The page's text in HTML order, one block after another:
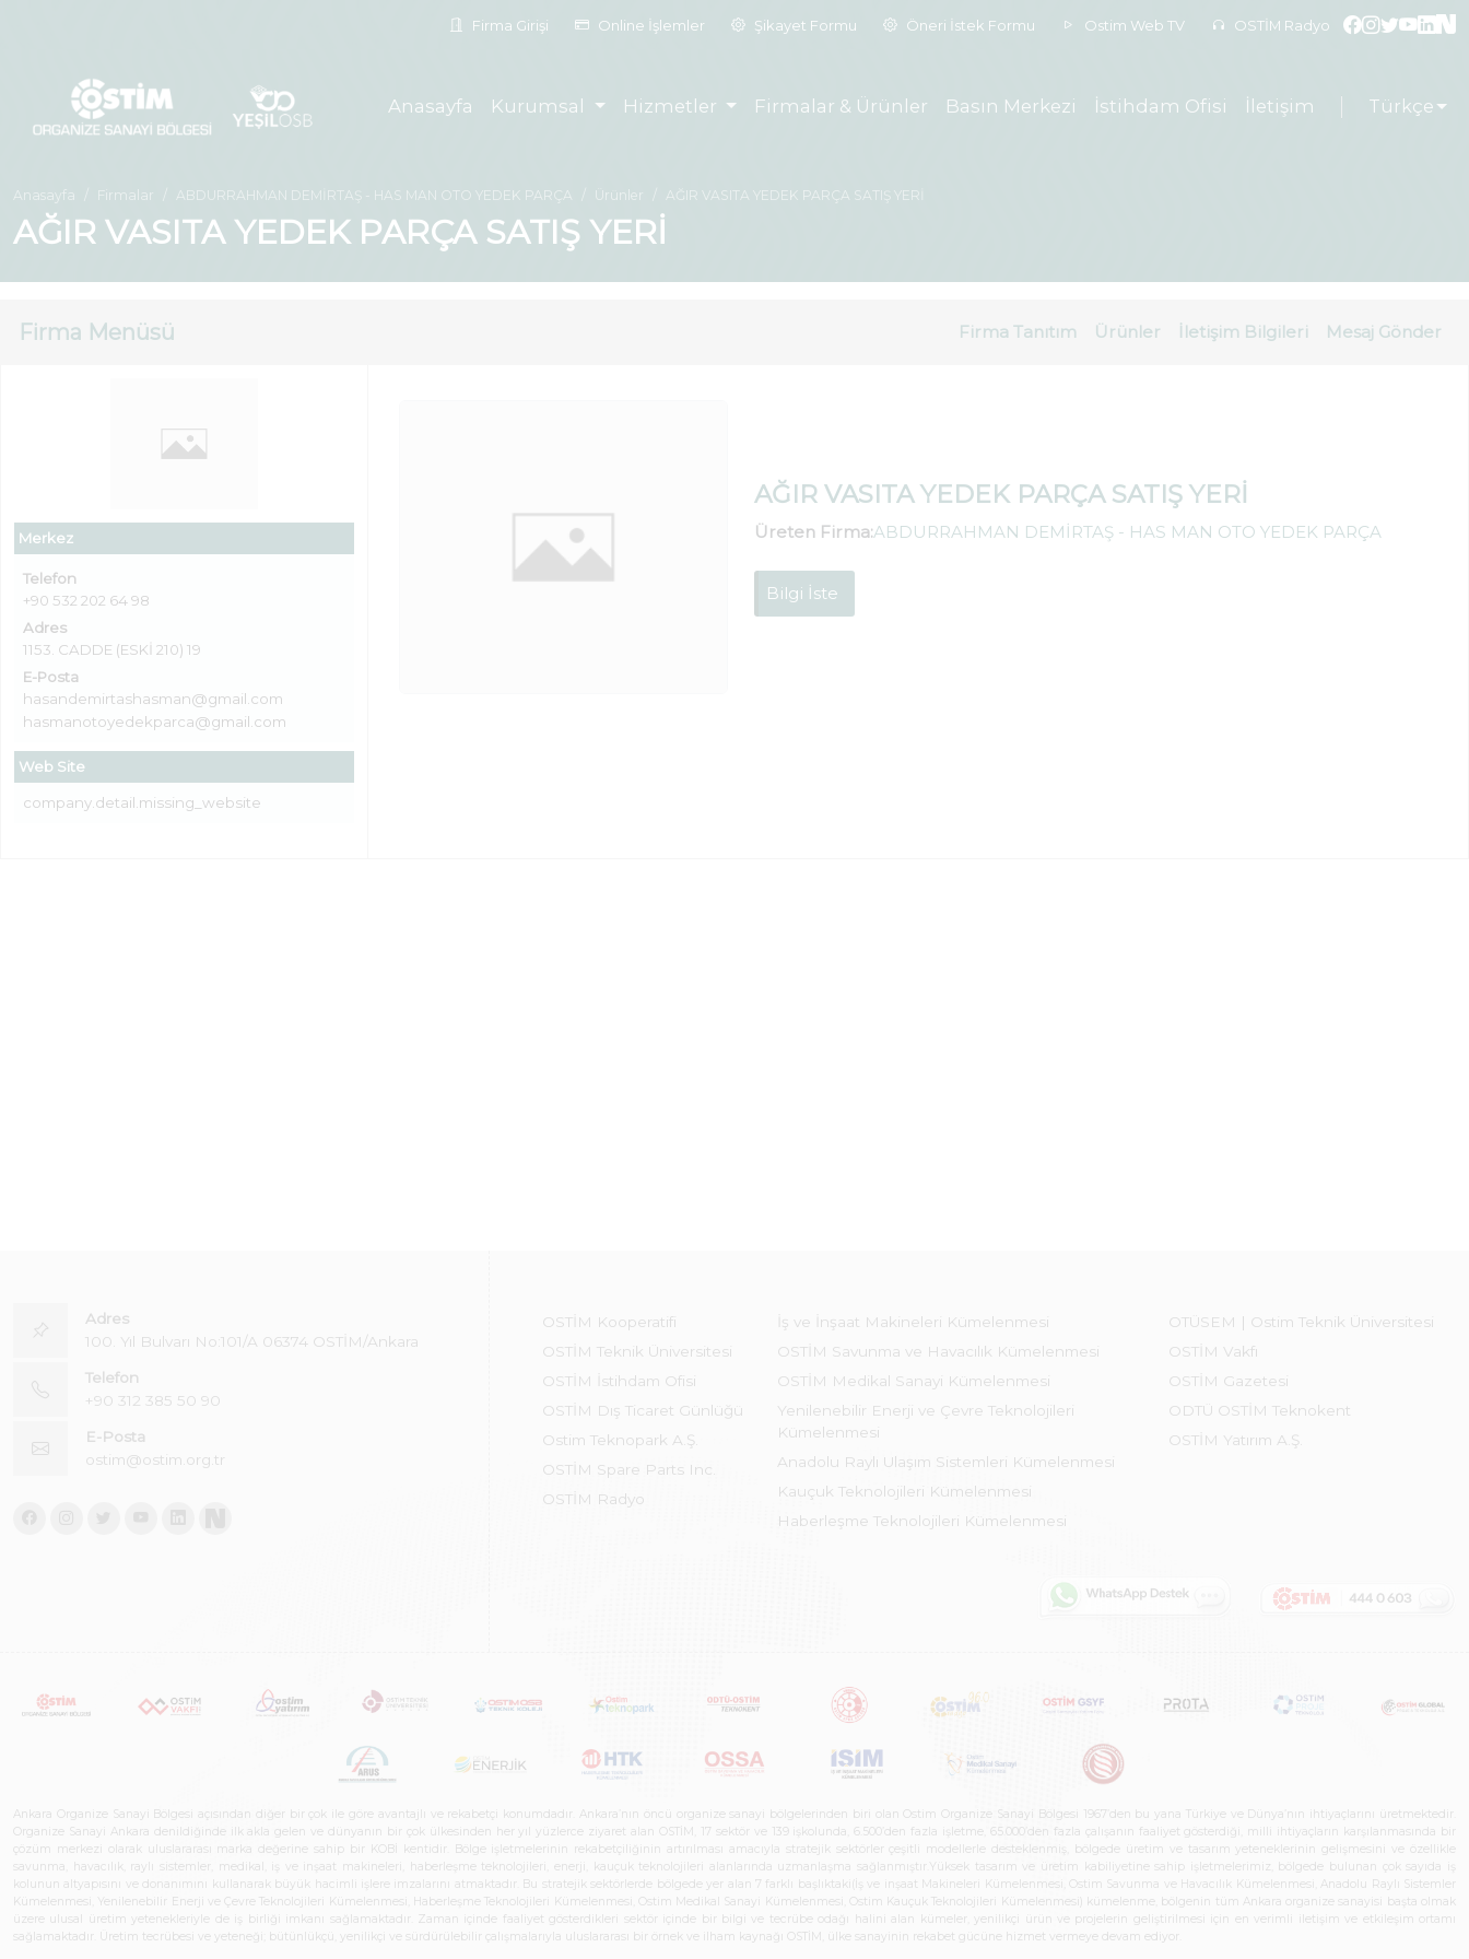
Firma Girişi Online İşlemler Şikayet Formu Öneri İstek Formu Ostim Web TV OSTİM Radyo
Anasayfa Kurumsal Hizmetler Firmalar & Ürünler Basın Merkezi İstihdam Ofisi İletişim Türkçe
Anasayfa Firmalar ABDURRAHMAN DEMİRTAŞ - HAS MAN OTO YEDEK PARÇA Ürünler AĞIR VASITA YEDEK PARÇA SATIŞ YERİ
AĞIR VASITA YEDEK PARÇA SATIŞ YERİ
Firma Menüsü Firma Tanıtım Ürünler İletişim Bilgileri Mesaj Gönder
Merkez
Telefon
+90 532 202 64 98
Adres
1153. CADDE (ESKİ 210) 19
E-Posta
hasandemirtashasman@gmail.com
hasmanotoyedekparca@gmail.com
Web Site
company.detail.missing_website
AĞIR VASITA YEDEK PARÇA SATIŞ YERİ
Üreten Firma:ABDURRAHMAN DEMİRTAŞ - HAS MAN OTO YEDEK PARÇA
Bilgi İste
Adres
100. Yıl Bulvarı No:101/A 06374 OSTİM/Ankara
Telefon
+90 312 385 50 90
E-Posta
ostim@ostim.org.tr
OSTİM Kooperatifi
OSTİM Teknik Üniversitesi
OSTİM İstihdam Ofisi
OSTİM Dış Ticaret Günlüğü
Ostim Teknopark A.Ş.
OSTİM Spare Parts Inc.
OSTİM Radyo
İş ve İnşaat Makineleri Kümelenmesi
OSTİM Savunma ve Havacılık Kümelenmesi
OSTİM Medikal Sanayi Kümelenmesi
Yenilenebilir Enerji ve Çevre Teknolojileri
Kümelenmesi
Anadolu Raylı Ulaşım Sistemleri Kümelenmesi
Kauçuk Teknolojileri Kümelenmesi
Haberleşme Teknolojileri Kümelenmesi
OTÜSEM | Ostim Teknik Üniversitesi
OSTİM Vakfı
OSTİM Gazetesi
ODTÜ OSTİM Teknokent
OSTİM Yatırım A.Ş.
Ankara Organize Sanayi Bölgesi açısından diğer bir çok ile göre avantajlı ve rekabetçi konumdadır. Ankara’nın öncü organize sanayi bölgelerinden biri olan Ostim Organize Sanayi Bölgesi 1967’den bu yana Türkiye ve Dünya’nın ihtiyaçlarını üretmektedir.
Organize Sanayi Ankara denildiğinde ilk akla gelen ve dünyanın bir çok ülkesinden her yıl yüzlerce ziyaret alan OSTİM, 17 sektör ve 139 işkolunda, 6.500’den fazla işletme, 65.000’den fazla çalışanın faaliyet gösterdiği, milli ihtiyaçların karşılanmasında bir
çözüm merkezi olarak uluslararası marka değerine sahip bir KOBİ kentidir. Bölge işletmelerinin rekabetçiliğinin artırılması amacıyla stratejik sektörler çeşitli modellerle desteklenmiş, bölgede üretim ve tasarım yeteneklerinin gelişmesini ve özellikle
savunma, havacılık, raylı sistemler, medikal, iş ve inşaat makineleri, haberleşme teknolojileri, enerji, kauçuk teknolojileri alanlarında uzmanlaşma sağlanmıştır.Yüksek tasarım ve üretim kabiliyetine sahip işletmelerimiz, bölgede bulunan çok sayıda iş
kolunun altyapısını ve donanımını kullanarak büyük hacimli işlere imzalarını atmaktadır. Bu stratejik sektörlerde bölgede yer alan 7 farklı başlıktaki(İş ve inşaat Makineleri Kümelenmesi, Ostim Savunma ve Havacılık Kümelenmesi, Anadolu Raylı Sistemler
Kümelenmesi, Yenilenebilir Enerji ve Çevre Teknolojileri Kümelenmesi, Haberleşme Teknolojileri Kümelenmesi, Ostim Medikal Sanayi Kümelenmesi, Ostim Kauçuk Teknolojileri Kümelenmesi) kümelenme, bölgenin tüm Ankara organize sanayisi başta olmak
üzere ulusal üretim yetenekleriyle de iş birliği imkanı sağlamaktadır. Zaman içinde faaliyet gösterdikleri sektör içinde bir bilgi ve tecrübe odağı halini alan kümeler, yenilikçi ürün ve projelerin geliştirilmesi için en verimli iletişim ve etkileşim ortamı
sağlamaktadır. Üretim tecrübesi ve yeteneği; bütünlükçü, yenilikçi ve sürdürülebilir çalışmalarıyla uluslararası bir örnek ve ilham kaynağı OSTİM, ülke sanayinin rekabet gücüne hizmet vermeye devam ediyor.